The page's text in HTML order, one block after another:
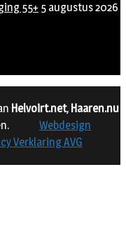
55+ 5 augustus 2026
Helvoirt.net, Haaren.nu
Webdesign
Verklaring AVG